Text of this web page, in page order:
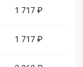
1 717 ₽
1 717 ₽